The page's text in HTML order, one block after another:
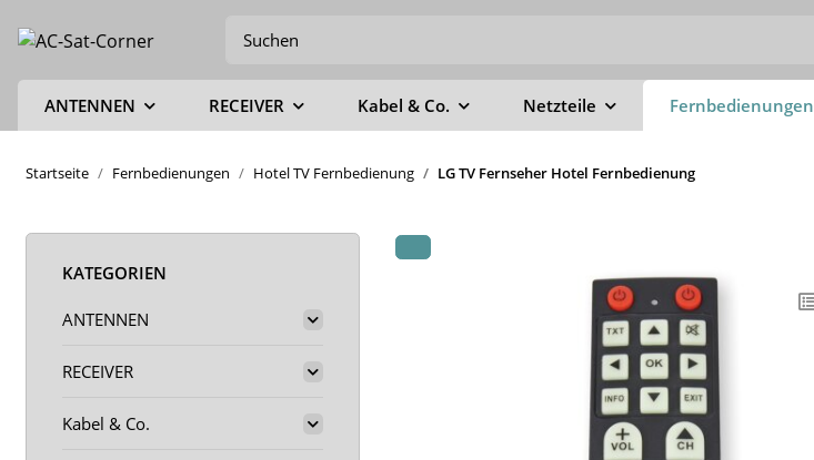
ANTENNEN RECEIVER Kabel & Co. Netzteile Fernbedienungen
Startseite Fernbedienungen Hotel TV Fernbedienung LG TV Fernseher Hotel Fernbedienung
KATEGORIEN
ANTENNEN
RECEIVER
Kabel & Co.